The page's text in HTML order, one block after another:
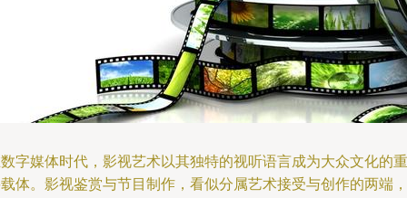
字媒体时代，影视艺术以其独特的视听语言成为大众文化的重
体。影视鉴赏与节目制作，看似分属艺术接受与创作的两端，